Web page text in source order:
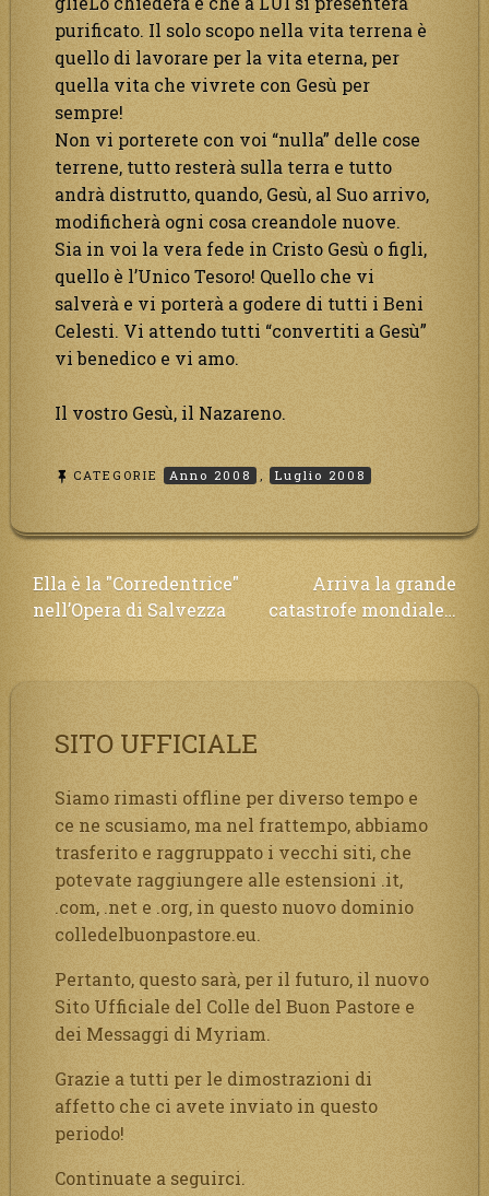
purificato. Il solo scopo nella vita terrena è
quello di lavorare per la vita eterna, per
quella vita che vivrete con Gesù per
sempre!
Non vi porterete con voi “nulla” delle cose
terrene, tutto resterà sulla terra e tutto
andrà distrutto, quando, Gesù, al Suo arrivo,
modificherà ogni cosa creandole nuove.
Sia in voi la vera fede in Cristo Gesù o figli,
quello è l’Unico Tesoro! Quello che vi
salverà e vi porterà a godere di tutti i Beni
Celesti. Vi attendo tutti “convertiti a Gesù”
vi benedico e vi amo.
Il vostro Gesù, il Nazareno.
CATEGORIE Anno 2008 , Luglio 2008
Navigazione
articoli
Ella è la "Corredentrice"
nell’Opera di Salvezza
Arriva la grande
catastrofe mondiale…
SITO UFFICIALE
Siamo rimasti offline per diverso tempo e
ce ne scusiamo, ma nel frattempo, abbiamo
trasferito e raggruppato i vecchi siti, che
potevate raggiungere alle estensioni .it,
.com, .net e .org, in questo nuovo dominio
colledelbuonpastore.eu.
Pertanto, questo sarà, per il futuro, il nuovo
Sito Ufficiale del Colle del Buon Pastore e
dei Messaggi di Myriam.
Grazie a tutti per le dimostrazioni di
affetto che ci avete inviato in questo
periodo!
Continuate a seguirci.